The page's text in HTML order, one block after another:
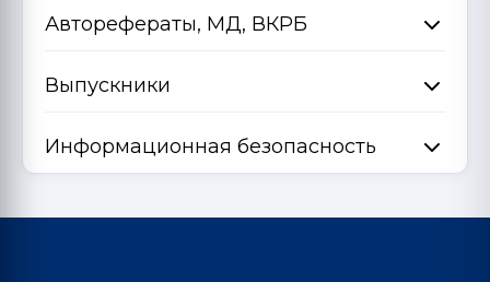
Авторефераты, МД, ВКРБ
Выпускники
Информационная безопасность